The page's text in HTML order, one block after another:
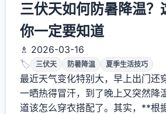
三伏天如何防暑降温？
你一定要知道
♗ 2026-03-16
🏷️
三伏天 防暑降温 夏季生活技巧
最近天气变化特别大，早上出门还
一晒热得冒汗，到了晚上又突然降
道该怎么穿衣搭配了。其实，**根